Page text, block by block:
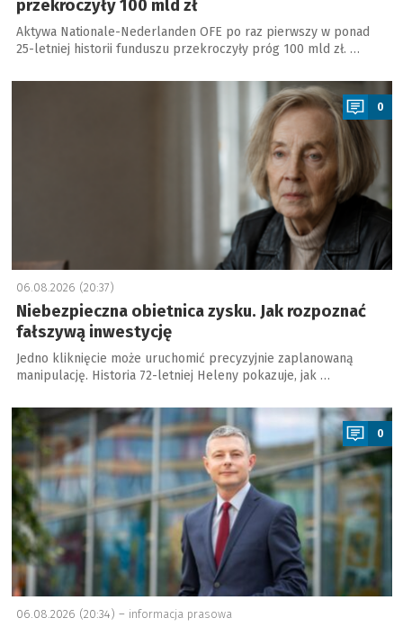
przekroczyły 100 mld zł
Aktywa Nationale-Nederlanden OFE po raz pierwszy w ponad
25-letniej historii funduszu przekroczyły próg 100 mld zł. …
a
0
06.08.2026 (20:37)
Niebezpieczna obietnica zysku. Jak rozpoznać
fałszywą inwestycję
Jedno kliknięcie może uruchomić precyzyjnie zaplanowaną
manipulację. Historia 72-letniej Heleny pokazuje, jak …
a
0
06.08.2026 (20:34) – informacja prasowa